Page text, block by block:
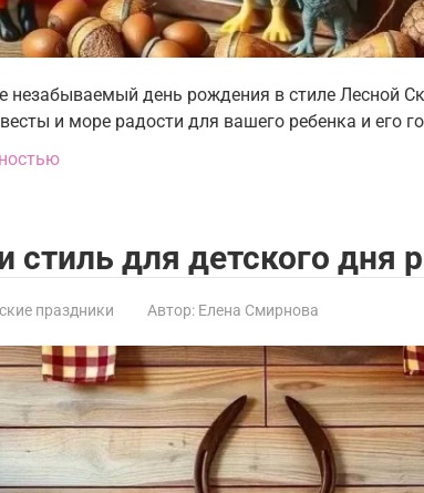
незабываемый день рождения в стиле Лесной
и море радости для вашего ребенка и его
стиль для детского дня
праздники Автор: Елена Смирнова